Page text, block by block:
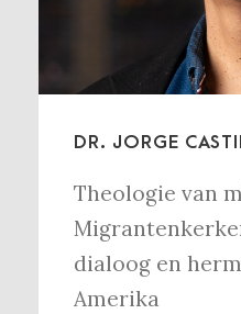
DR. JORGE
Theologie van
dialoog en
Amerika